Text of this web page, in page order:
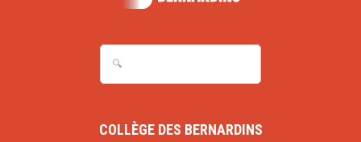
COLLÈGE DES BERNARDINS